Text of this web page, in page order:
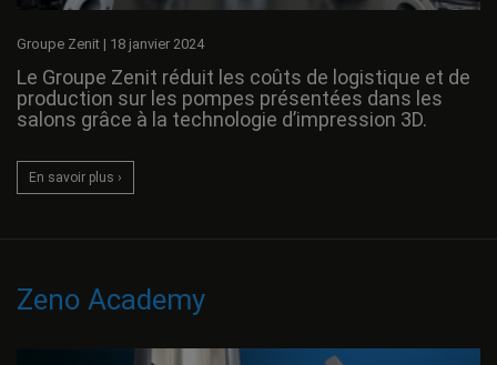
Groupe Zenit | 18 janvier 2024
Le Groupe Zenit réduit les coûts de logistique et de
production sur les pompes présentées dans les
salons grâce à la technologie d’impression 3D.
En savoir plus ›
Zeno Academy